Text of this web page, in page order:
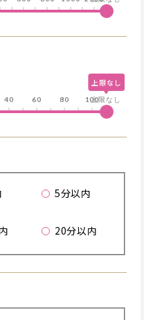
見る
上限なし
40 60 80 100
上限なし
5分以内
20分以内